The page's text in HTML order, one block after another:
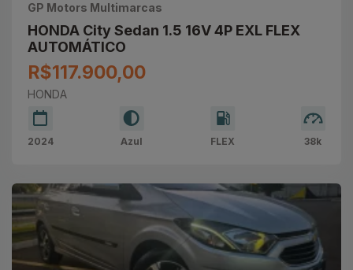
GP Motors Multimarcas
HONDA City Sedan 1.5 16V 4P EXL FLEX
AUTOMÁTICO
R$117.900,00
HONDA
2024 Azul FLEX 38k